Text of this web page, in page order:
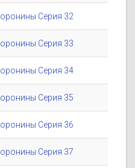
Серия 32
Серия 33
Серия 34
Серия 35
Серия 36
Серия 37